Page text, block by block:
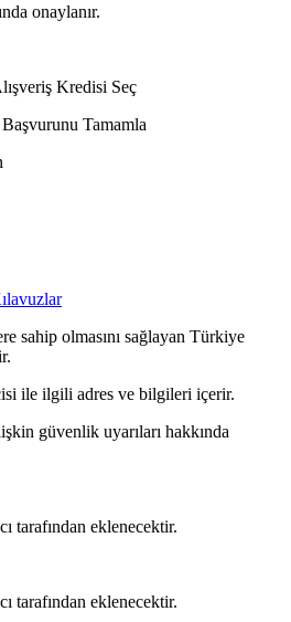
onaylanır.
Kredisi Seç
Tamamla
sahip olmasını sağlayan Türkiye
ile ilgili adres ve bilgileri içerir.
güvenlik uyarıları hakkında
tarafından eklenecektir.
tarafından eklenecektir.